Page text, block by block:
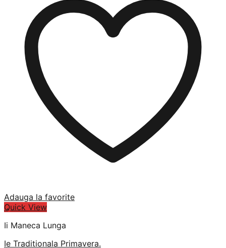
Adauga la favorite
Quick View
Ii Maneca Lunga
Ie Traditionala Primavera.